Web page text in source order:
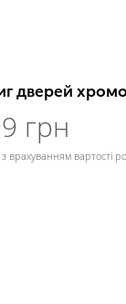
дверей
грн
врахуванням вартості